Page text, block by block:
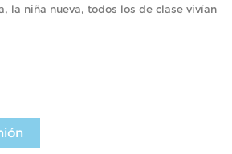
la niña nueva, todos los de clase vivían